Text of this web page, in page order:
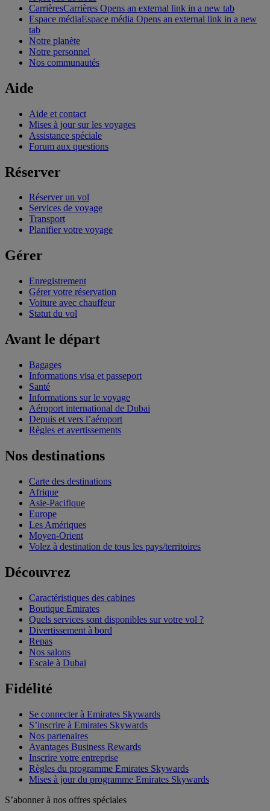
CarrièresCarrières Opens an external link in a new tab
Espace médiaEspace média Opens an external link in a new
tab
Notre planète
Notre personnel
Nos communautés
Aide
Aide et contact
Mises à jour sur les voyages
Assistance spéciale
Forum aux questions
Réserver
Réserver un vol
Services de voyage
Transport
Planifier votre voyage
Gérer
Enregistrement
Gérer votre réservation
Voiture avec chauffeur
Statut du vol
Avant le départ
Bagages
Informations visa et passeport
Santé
Informations sur le voyage
Aéroport international de Dubai
Depuis et vers l’aéroport
Règles et avertissements
Nos destinations
Carte des destinations
Afrique
Asie-Pacifique
Europe
Les Amériques
Moyen-Orient
Volez à destination de tous les pays/territoires
Découvrez
Caractéristiques des cabines
Boutique Emirates
Quels services sont disponibles sur votre vol ?
Divertissement à bord
Repas
Nos salons
Escale à Dubai
Fidélité
Se connecter à Emirates Skywards
S’inscrire à Emirates Skywards
Nos partenaires
Avantages Business Rewards
Inscrire votre entreprise
Règles du programme Emirates Skywards
Mises à jour du programme Emirates Skywards
S’abonner à nos offres spéciales